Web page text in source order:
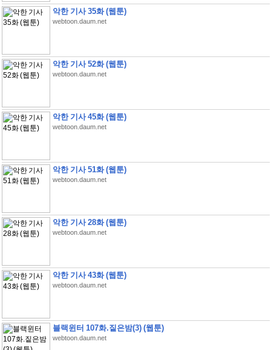
악한 기사 35화 (웹툰)
webtoon.daum.net
악한 기사 52화 (웹툰)
webtoon.daum.net
악한 기사 45화 (웹툰)
webtoon.daum.net
악한 기사 51화 (웹툰)
webtoon.daum.net
악한 기사 28화 (웹툰)
webtoon.daum.net
악한 기사 43화 (웹툰)
webtoon.daum.net
블랙윈터 107화.짙은밤(3) (웹툰)
webtoon.daum.net